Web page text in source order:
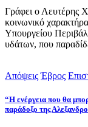
Γράφει ο Λευτέρης
κοινωνικό
Υπουργείου
υδάτων, που
Απόψεις Έβρος
“Η ενέργεια που θα
παράδοξο της